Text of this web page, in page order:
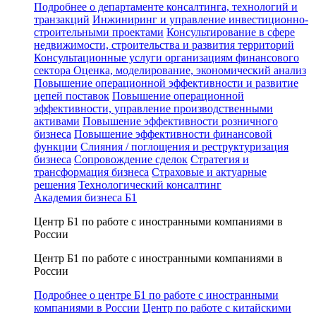
Подробнее о департаменте консалтинга, технологий и
транзакций Инжиниринг и управление инвестиционно-
строительными проектами Консультирование в сфере
недвижимости, строительства и развития территорий
Консультационные услуги организациям финансового
сектора Оценка, моделирование, экономический анализ
Повышение операционной эффективности и развитие
цепей поставок Повышение операционной
эффективности, управление производственными
активами Повышение эффективности розничного
бизнеса Повышение эффективности финансовой
функции Слияния / поглощения и реструктуризация
бизнеса Сопровождение сделок Стратегия и
трансформация бизнеса Страховые и актуарные
решения Технологический консалтинг
Академия бизнеса Б1
Центр Б1 по работе с иностранными компаниями в
России
Центр Б1 по работе с иностранными компаниями в
России
Подробнее о центре Б1 по работе с иностранными
компаниями в России Центр по работе с китайскими